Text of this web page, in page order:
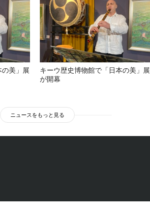
美」展
キーウ歴史博物館で「日本の美」展
が開幕
ニュースをもっと見る